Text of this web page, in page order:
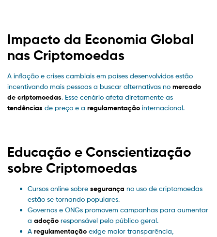
Impacto da Economia Global
nas Criptomoedas
A inflação e crises cambiais em países desenvolvidos estão
incentivando mais pessoas a buscar alternativas no mercado
de criptomoedas. Esse cenário afeta diretamente as
tendências de preço e a regulamentação internacional.
Educação e Conscientização
sobre Criptomoedas
Cursos online sobre segurança no uso de criptomoedas
estão se tornando populares.
Governos e ONGs promovem campanhas para aumentar
a adoção responsável pelo público geral.
A regulamentação exige maior transparência,